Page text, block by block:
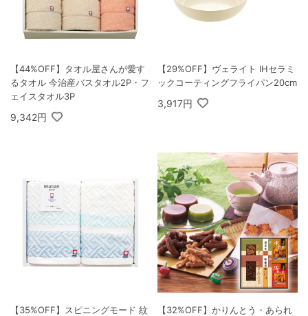
【44%OFF】タオル屋さんが愛す
るタオル 今治産バスタオル2P・フ
ェイスタオル3P
9,342円
【29%OFF】ヴェライト IHセラミ
ックコーティングフライパン20cm
3,917円
【35%OFF】スピニングモード 紋
【32%OFF】かりんとう・あられ